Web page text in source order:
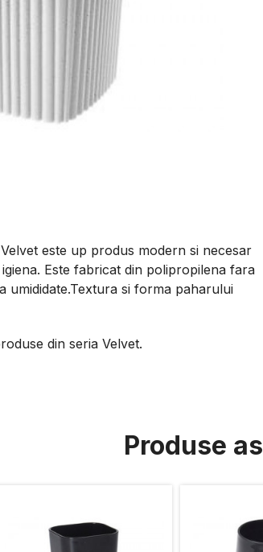
este up produs modern si necesar
Este fabricat din polipropilena fara
umididate.Textura si forma paharului
din seria Velvet.
Produse